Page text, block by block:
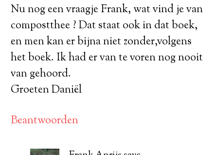
Nu nog een vraagje Frank, wat vind je van
compostthee ? Dat staat ook in dat boek,
en men kan er bijna niet zonder,volgens
het boek. Ik had er van te voren nog nooit
van gehoord.
Groeten Daniël
Beantwoorden